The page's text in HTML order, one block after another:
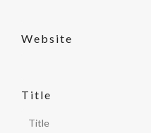
Website
Title